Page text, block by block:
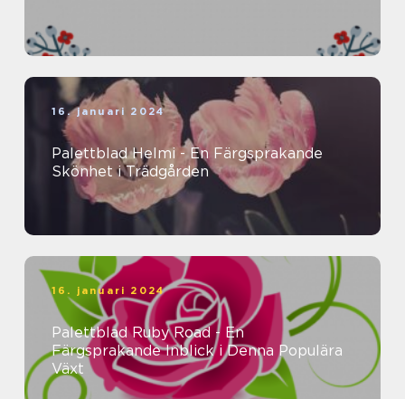
16. januari 2024
Palettblad Helmi - En Färgsprakande
Skönhet i Trädgården
16. januari 2024
Palettblad Ruby Road - En
Färgsprakande Inblick i Denna Populära
Växt